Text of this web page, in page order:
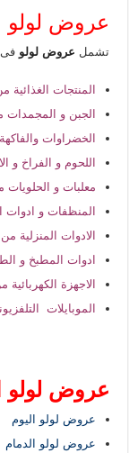
عروض لولو
تشمل عروض لولو فى
المنتجات الغذائية
الجبن و المجمدات
الخضراوات
اللحوم و الفراخ و
معلبات و الحلويات
المنظفات و ادوات
الادوات المنزلية من
ادوات المطبخ و
الاجهزة الكهربائية
الموبايلات
عروض لولو
عروض لولو اليوم
عروض لولو الدمام